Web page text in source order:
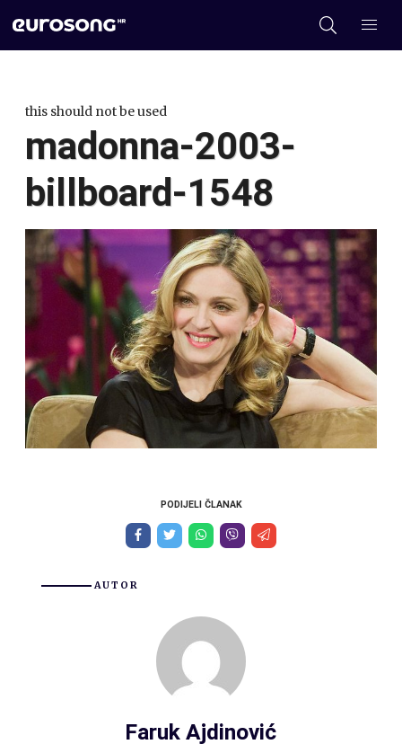
this should not be used
madonna-2003-
billboard-1548
PODIJELI ČLANAK
AUTOR
Faruk Ajdinović